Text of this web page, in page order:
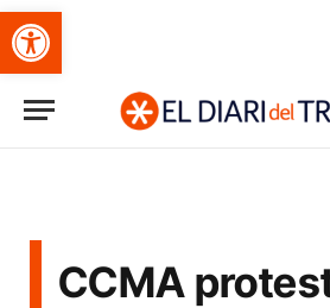
Obre la barra d'eines
CCMA